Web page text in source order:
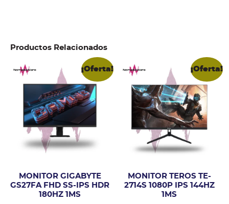
Productos Relacionados
¡Oferta!
MONITOR GIGABYTE
GS27FA FHD SS-IPS HDR
180HZ 1MS
¡Oferta!
MONITOR TEROS TE-
2714S 1080P IPS 144HZ
1MS